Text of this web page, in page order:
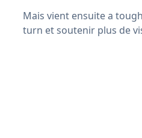
Mais vient ensuite a
turn et soutenir plus de